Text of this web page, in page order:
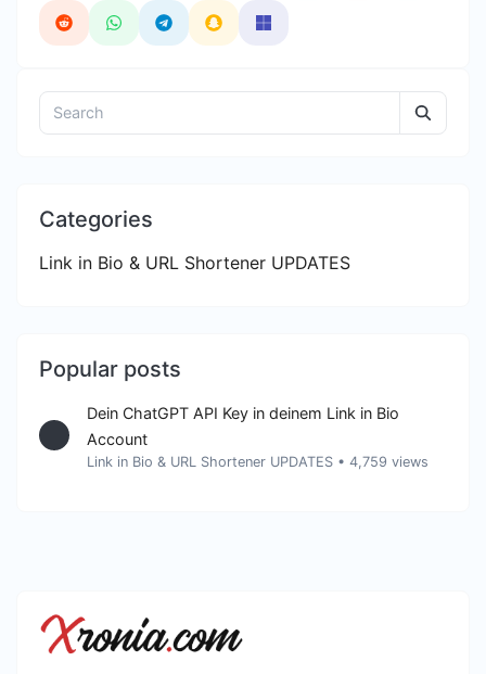
Categories
Link in Bio & URL Shortener UPDATES
Popular posts
Dein ChatGPT API Key in deinem Link in Bio
Account
Link in Bio & URL Shortener UPDATES • 4,759 views